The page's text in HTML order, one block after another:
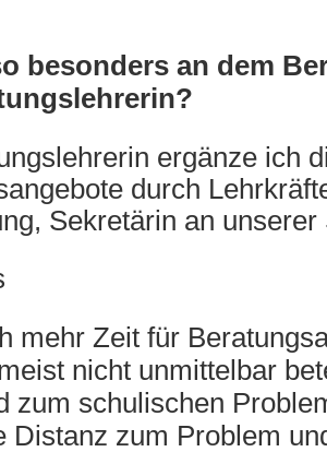
besonders an dem
ergänze ich
durch
Sekretärin an unserer
mehr Zeit für
nicht unmittelbar
zum schulischen
Distanz zum Problem